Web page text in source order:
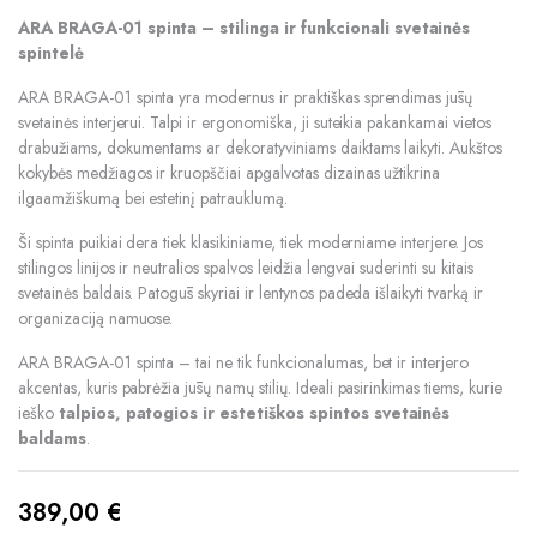
ARA BRAGA-01 spinta – stilinga ir funkcionali svetainės
spintelė
ARA BRAGA-01 spinta yra modernus ir praktiškas sprendimas jūsų
svetainės interjerui. Talpi ir ergonomiška, ji suteikia pakankamai vietos
drabužiams, dokumentams ar dekoratyviniams daiktams laikyti. Aukštos
kokybės medžiagos ir kruopščiai apgalvotas dizainas užtikrina
ilgaamžiškumą bei estetinį patrauklumą.
Ši spinta puikiai dera tiek klasikiniame, tiek moderniame interjere. Jos
stilingos linijos ir neutralios spalvos leidžia lengvai suderinti su kitais
svetainės baldais. Patogūs skyriai ir lentynos padeda išlaikyti tvarką ir
organizaciją namuose.
ARA BRAGA-01 spinta – tai ne tik funkcionalumas, bet ir interjero
akcentas, kuris pabrėžia jūsų namų stilių. Ideali pasirinkimas tiems, kurie
ieško talpios, patogios ir estetiškos spintos svetainės
baldams.
389,00 €